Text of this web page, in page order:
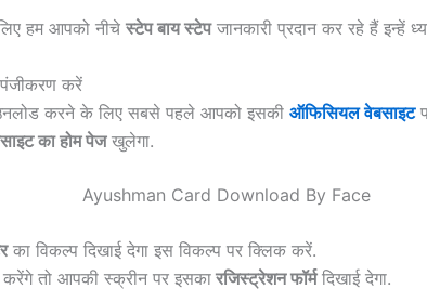
हम आपको नीचे स्टेप बाय स्टेपजानकारी प्रदान कर रहे हैं इन्हें
पंजीकरण करें
करने के लिए सबसे पहले आपको इसकी ऑफिसियल वेबसाइट
का होम पेजखुलेगा.
का विकल्प दिखाई देगा इस विकल्प पर क्लिक करें.
तो आपकी स्क्रीन पर इसका रजिस्ट्रेशन फॉर्मदिखाई देगा.